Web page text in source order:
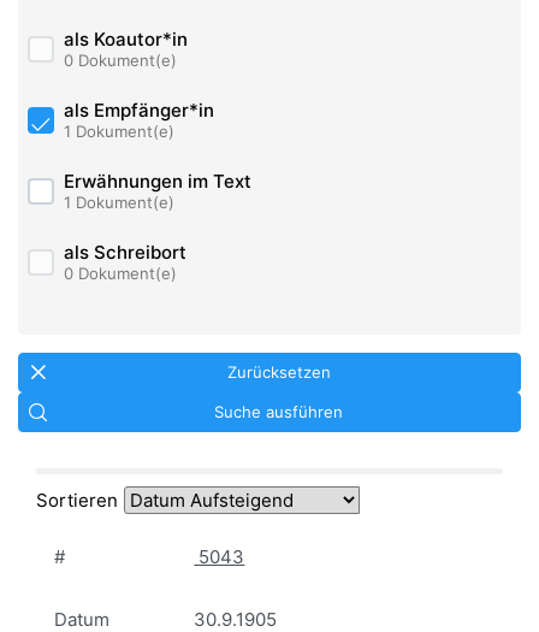
als Koautor*in
0 Dokument(e)
als Empfänger*in
1 Dokument(e)
Erwähnungen im Text
1 Dokument(e)
als Schreibort
0 Dokument(e)
Zurücksetzen
Suche ausführen
Sortieren
# 5043
Datum 30.9.1905